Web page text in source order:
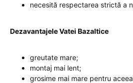
necesită respectarea strictă a
Dezavantajele Vatei Bazaltice
greutate mare;
montaj mai lent;
grosime mai mare pentru